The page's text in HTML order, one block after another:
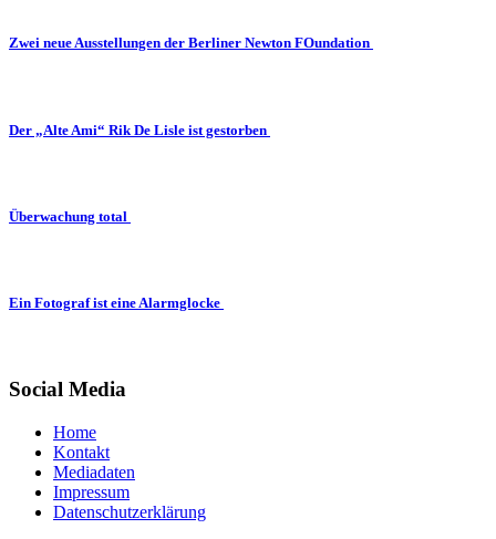
Zwei neue Ausstellungen der Berliner Newton FOundation
Der „Alte Ami“ Rik De Lisle ist gestorben
Überwachung total
Ein Fotograf ist eine Alarmglocke
Social Media
Home
Kontakt
Mediadaten
Impressum
Datenschutzerklärung